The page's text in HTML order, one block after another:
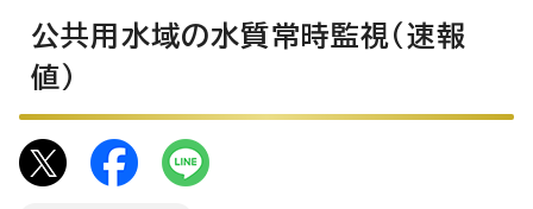
公共用水域の水質常時監視（速報
値）